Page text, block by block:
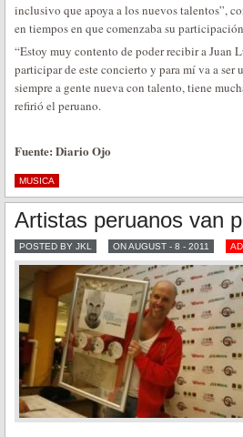
inclusivo que apoya a los nuevos talentos”,
en tiempos en que comenzaba su
“Estoy muy contento de poder recibir a Juan
participar de este concierto y para mí va a ser
siempre a gente nueva con talento, tiene
refirió el peruano.
Fuente: Diario Ojo
MUSICA
Artistas peruanos van
POSTED BY JKL ON AUGUST - 8 - 2011